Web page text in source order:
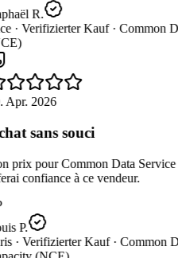
R.
· Verifizierter Kauf · Common
Apr. 2026
sans souci
prix pour Common Data Service
confiance à ce vendeur.
P.
· Verifizierter Kauf · Common